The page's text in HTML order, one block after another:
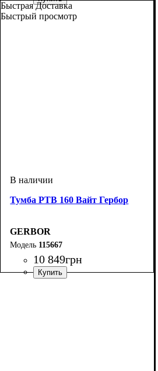
Быстрая Доставка
Быстрый просмотр
Тумба РТВ 160 Вайт Гербор
GERBOR
115667
10 849грн